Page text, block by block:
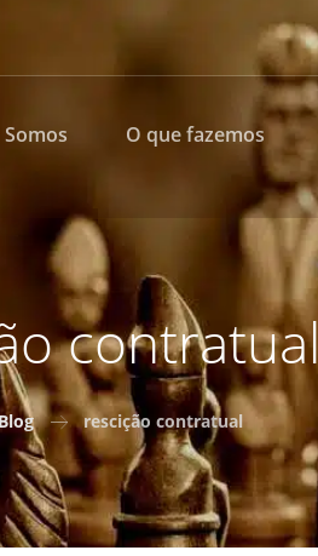
O que fazemos
contratual
rescição contratual